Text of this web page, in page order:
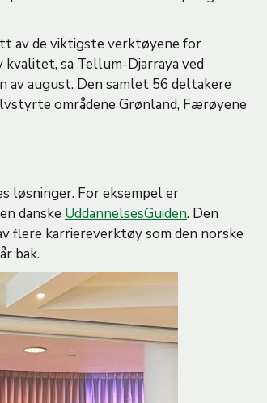
av de viktigste verktøyene for
sa Tellum-Djarraya ved
av august. Den samlet 56 deltakere
områdene Grønland, Færøyene
løsninger. For eksempel er
danske UddannelsesGuiden. Den
flere karriereverktøy som den norske
bak.